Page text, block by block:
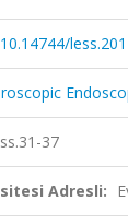
10.14744/
ss.31-37
Adresli: